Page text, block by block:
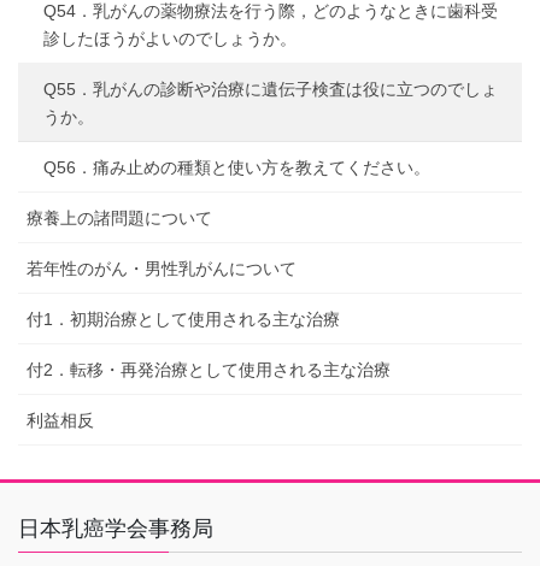
Q54．乳がんの薬物療法を行う際，どのようなときに歯科受
診したほうがよいのでしょうか。
Q55．乳がんの診断や治療に遺伝子検査は役に立つのでしょ
うか。
Q56．痛み止めの種類と使い方を教えてください。
療養上の諸問題について
若年性のがん・男性乳がんについて
付1．初期治療として使用される主な治療
付2．転移・再発治療として使用される主な治療
利益相反
日本乳癌学会事務局